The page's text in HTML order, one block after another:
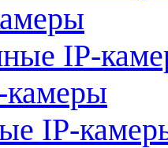
IP-
IP-